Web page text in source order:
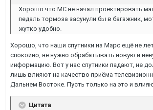
Хорошо что МС не начал проектировать
педаль тормоза засунули бы в багажник,
жутко удобно.
Хорошо, что наши спутники на Марс ещё не
спокойно, не нужно обрабатывать новую и
информацию. Вот у нас спутники падают, не
лишь влияют на качество приёма
Дальнем Востоке. Пусть только на это и
Цитата